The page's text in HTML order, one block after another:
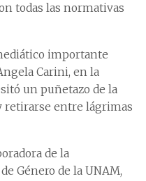
todas las normativas
importante
Carini, en la
un puñetazo de la
retirarse entre lágrimas
de la
Género de la UNAM,